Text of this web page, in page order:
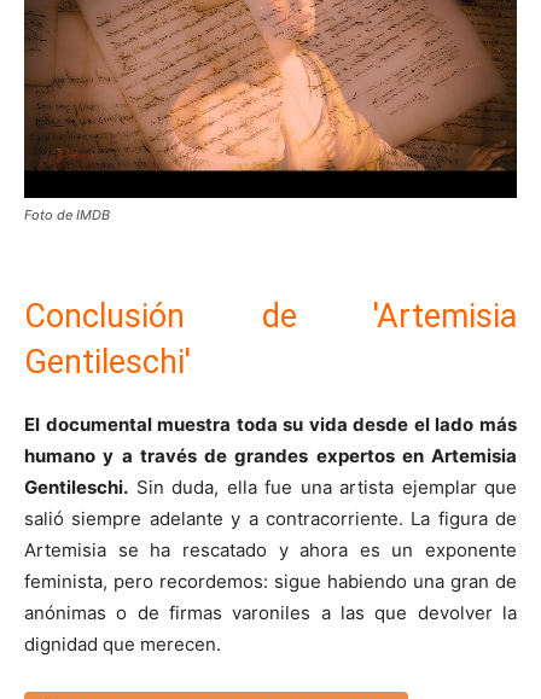
Foto de IMDB
Conclusión de 'Artemisia
Gentileschi'
El documental muestra toda su vida desde el lado más
humano y a través de grandes expertos en Artemisia
Gentileschi. Sin duda, ella fue una artista ejemplar que
salió siempre adelante y a contracorriente. La figura de
Artemisia se ha rescatado y ahora es un exponente
feminista, pero recordemos: sigue habiendo una gran de
anónimas o de firmas varoniles a las que devolver la
dignidad que merecen.